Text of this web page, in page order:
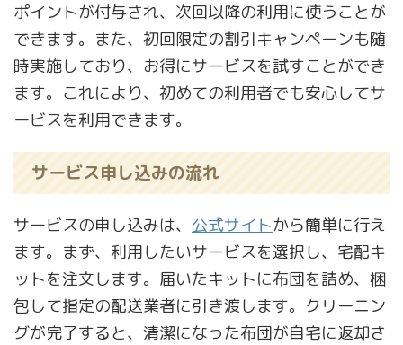
ポイントが付与され、次回以降の利用に使うことが
できます。また、初回限定の割引キャンペーンも随
時実施しており、お得にサービスを試すことができ
ます。これにより、初めての利用者でも安心してサ
ービスを利用できます。
サービス申し込みの流れ
サービスの申し込みは、 公式サイトから簡単に行え
ます。まず、利用したいサービスを選択し、宅配キ
ットを注文します。届いたキットに布団を詰め、梱
包して指定の配送業者に引き渡します。クリーニン
グが完了すると、清潔になった布団が自宅に返却さ